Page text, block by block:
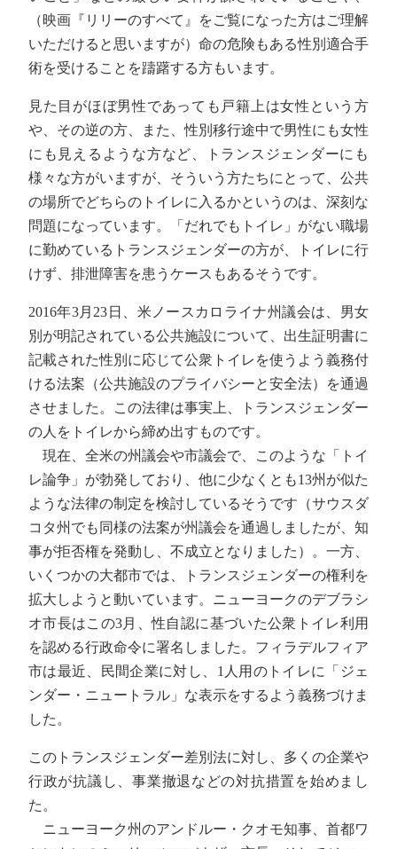
（映画『リリーのすべて』をご覧になった方はご理解
いただけると思いますが）命の危険もある性別適合手
術を受けることを躊躇する方もいます。
見た目がほぼ男性であっても戸籍上は女性という方
や、その逆の方、また、性別移行途中で男性にも女性
にも見えるような方など、トランスジェンダーにも
様々な方がいますが、そういう方たちにとって、公共
の場所でどちらのトイレに入るかというのは、深刻な
問題になっています。「だれでもトイレ」がない職場
に勤めているトランスジェンダーの方が、トイレに行
けず、排泄障害を患うケースもあるそうです。
2016年3月23日、米ノースカロライナ州議会は、男女
別が明記されている公共施設について、出生証明書に
記載された性別に応じて公衆トイレを使うよう義務付
ける法案（公共施設のプライバシーと安全法）を通過
させました。この法律は事実上、トランスジェンダー
の人をトイレから締め出すものです。
現在、全米の州議会や市議会で、このような「トイ
レ論争」が勃発しており、他に少なくとも13州が似た
ような法律の制定を検討しているそうです（サウスダ
コタ州でも同様の法案が州議会を通過しましたが、知
事が拒否権を発動し、不成立となりました）。一方、
いくつかの大都市では、トランスジェンダーの権利を
拡大しようと動いています。ニューヨークのデブラシ
オ市長はこの3月、性自認に基づいた公衆トイレ利用
を認める行政命令に署名しました。フィラデルフィア
市は最近、民間企業に対し、1人用のトイレに「ジェ
ンダー・ニュートラル」な表示をするよう義務づけま
した。
このトランスジェンダー差別法に対し、多くの企業や
行政が抗議し、事業撤退などの対抗措置を始めまし
た。
ニューヨーク州のアンドルー・クオモ知事、首都ワ